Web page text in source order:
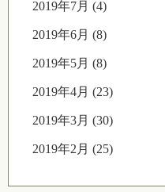
2019年7月 (4)
2019年6月 (8)
2019年5月 (8)
2019年4月 (23)
2019年3月 (30)
2019年2月 (25)